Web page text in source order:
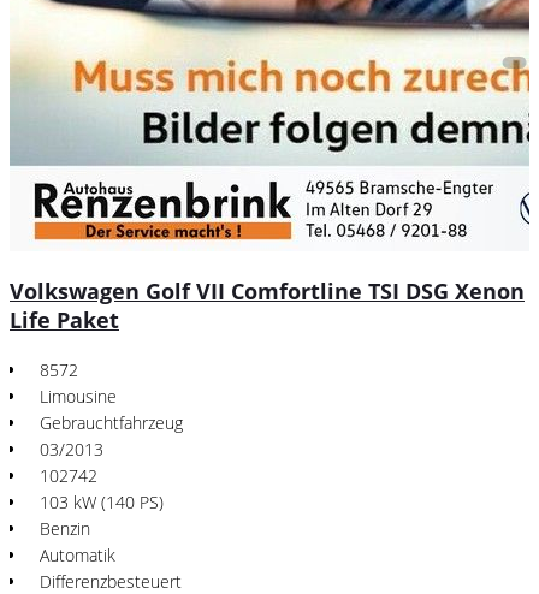
Volkswagen Golf VII Comfortline TSI DSG Xenon
Life Paket
8572
Limousine
Gebrauchtfahrzeug
03/2013
102742
103 kW (140 PS)
Benzin
Automatik
Differenzbesteuert